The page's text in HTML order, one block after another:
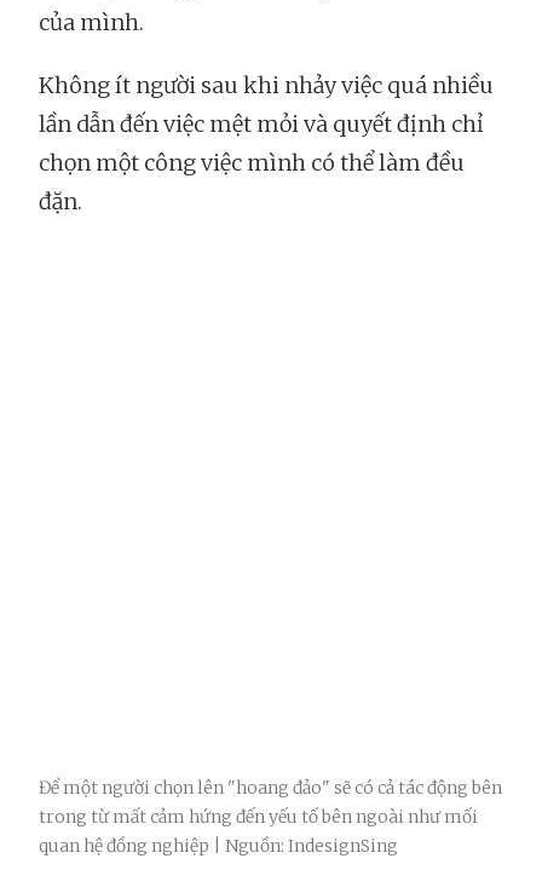
của mình.
Không ít người sau khi nhảy việc quá nhiều
lần dẫn đến việc mệt mỏi và quyết định chỉ
chọn một công việc mình có thể làm đều
đặn.
Để một người chọn lên "hoang đảo" sẽ có cả tác động bên
trong từ mất cảm hứng đến yếu tố bên ngoài như mối
quan hệ đồng nghiệp | Nguồn: IndesignSing